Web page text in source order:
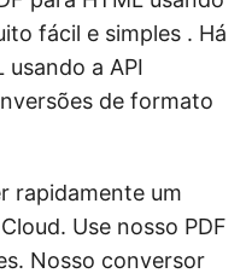
fácil e simples . Há
a API
de formato
rapidamente um
Use nosso PDF
Nosso conversor